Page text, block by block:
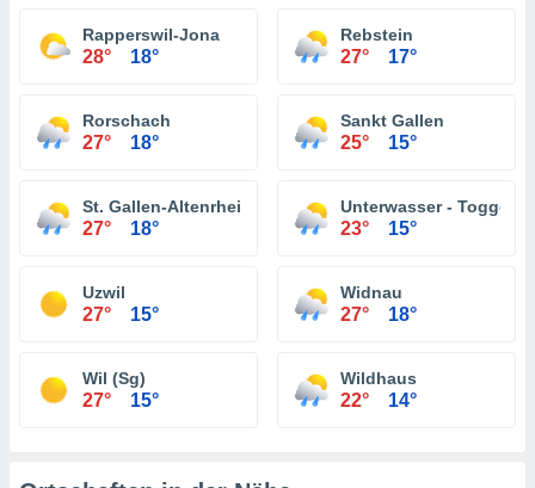
Rapperswil-Jona
28° 18°
Rebstein
27° 17°
Rorschach
27° 18°
Sankt Gallen
25° 15°
St. Gallen-Altenrhein
27° 18°
Unterwasser -
23° 15°
Uzwil
27° 15°
Widnau
27° 18°
Wil (Sg)
27° 15°
Wildhaus
22° 14°